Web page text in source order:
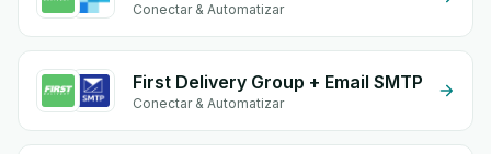
Conectar & Automatizar
First Delivery Group + Email SMTP
Conectar & Automatizar